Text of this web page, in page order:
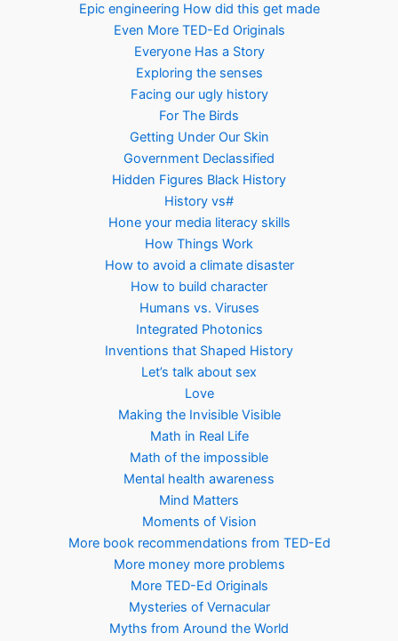
Epic engineering How did this get made
Even More TED-Ed Originals
Everyone Has a Story
Exploring the senses
Facing our ugly history
For The Birds
Getting Under Our Skin
Government Declassified
Hidden Figures Black History
History vs#
Hone your media literacy skills
How Things Work
How to avoid a climate disaster
How to build character
Humans vs. Viruses
Integrated Photonics
Inventions that Shaped History
Let’s talk about sex
Love
Making the Invisible Visible
Math in Real Life
Math of the impossible
Mental health awareness
Mind Matters
Moments of Vision
More book recommendations from TED-Ed
More money more problems
More TED-Ed Originals
Mysteries of Vernacular
Myths from Around the World